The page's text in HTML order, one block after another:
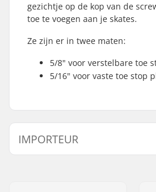
gezichtje op de kop van de
toe te voegen aan je skates.
Ze zijn er in twee maten:
5/8" voor verstelbare toe
5/16" voor vaste toe stop
IMPORTEUR